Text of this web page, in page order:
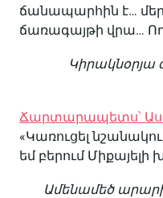
ճանապարհին է…
ճառագայթի վրա…
Կիրակնօրյա
Ճարտարապետս՝
«Կառուցել
եմ բերում Միքայելի
Ամենամեծ